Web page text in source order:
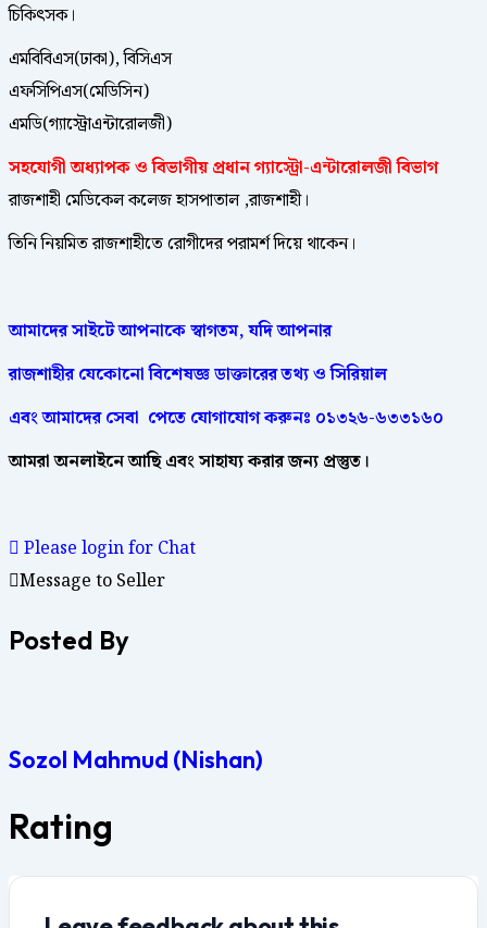
চিকিৎসক।
এমবিবিএস(ঢাকা), বিসিএস
এফসিপিএস(মেডিসিন)
এমডি(গ্যাস্ট্রোএন্টারোলজী)
সহযোগী অধ্যাপক ও বিভাগীয় প্রধান গ্যাস্ট্রো-এন্টারোলজী বিভাগ
রাজশাহী মেডিকেল কলেজ হাসপাতাল ,রাজশাহী।
তিনি নিয়মিত রাজশাহীতে রোগীদের পরামর্শ দিয়ে থাকেন।
আমাদেরসাইটেআপনাকেস্বাগতম,যদিআপনার
রাজশাহীর যেকোনো বিশেষজ্ঞডাক্তারেরতথ্য ও সিরিয়াল
এবং আমাদের সেবা পেতে যোগাযোগ করুনঃ ০১৩২৬-৬৩৩১৬০
আমরা অনলাইনেআছি এবংসাহায্যকরারজন্য প্রস্তুত।
Please login for Chat
Message to Seller
Posted By
Sozol Mahmud (Nishan)
Rating